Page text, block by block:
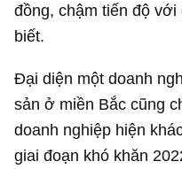
đồng, chậm tiến độ
biết.
Đại diện một doanh
sản ở miền Bắc cũng
doanh nghiệp hiện
giai đoạn khó khăn